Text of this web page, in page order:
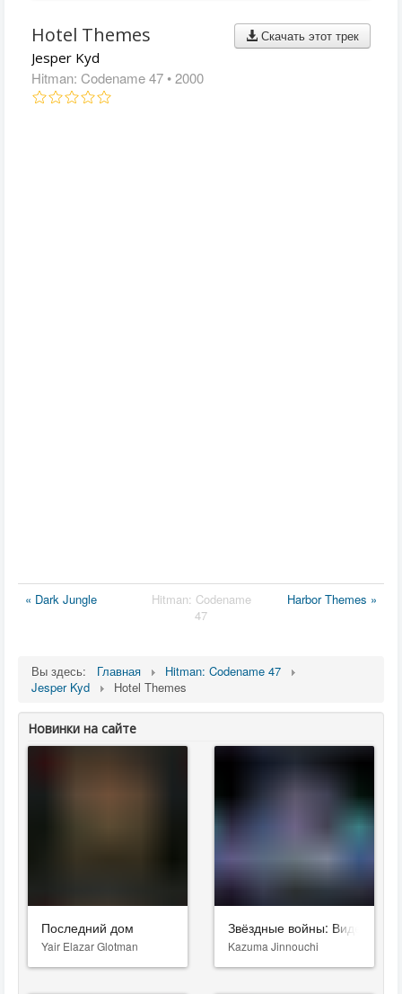
Скачать этот трек
Hotel Themes
Jesper Kyd
Hitman: Codename 47 • 2000
« Dark Jungle
Hitman: Codename
47
Harbor Themes »
Вы здесь: Главная
Hitman: Codename 47
Jesper Kyd
Hotel Themes
Новинки на сайте
Последний дом
Yair Elazar Glotman
Звёздные войны: Видения.
Kazuma Jinnouchi